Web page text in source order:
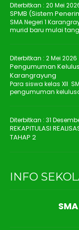
Diterbitkan : 20 Mei
SPMB (Sistem
SMA Negeri 1
murid baru mulai
Diterbitkan : 2 Mei 2026
Pengumuman
Karangrayung
Para siswa kelas XII
pengumuman
Diterbitkan : 31
REKAPITULASI
TAHAP 2
INFO